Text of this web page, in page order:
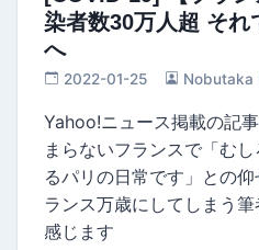
染者数30万人超 それ
へ
2022-01-25 Nobutaka
Yahoo!ニュース掲載の記
まらないフランスで「む
るパリの日常です」との
ランス万歳にしてしまう
感じます